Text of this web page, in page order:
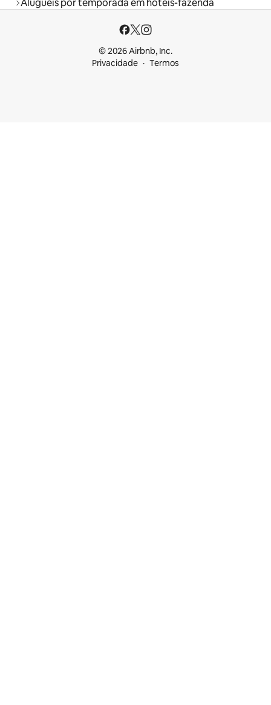
Aluguéis por temporada em hotéis-fazenda
© 2026 Airbnb, Inc.
Privacidade
Termos